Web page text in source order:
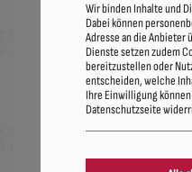
Wir binden Inhalte und
Dabei können
Adresse an die
Dienste setzen zudem
bereitzustellen oder
entscheiden, welche
Ihre Einwilligung
Datenschutzseite